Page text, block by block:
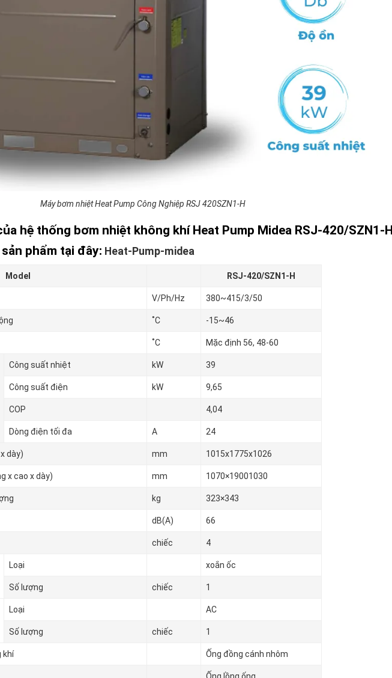
Máy bơm nhiệt Heat Pump Công Nghiệp RSJ 420SZN1-H
hệ thống bơm nhiệt không khí Heat Pump Midea RSJ-420/SZN1-H
phẩm tại đây: Heat-Pump-midea
Model RSJ-420/SZN1-H
V/Ph/Hz 380~415/3/50
˚C -15~46
˚C Mặc định 56, 48-60
Công suất nhiệt kW 39
Công suất điện kW 9,65
COP 4,04
Dòng điện tối đa A 24
dày) mm 1015x1775x1026
x cao x dày) mm 1070×19001030
kg 323×343
dB(A) 66
chiếc 4
Loại xoắn ốc
Số lượng chiếc 1
Loại AC
Số lượng chiếc 1
khí Ống đồng cánh nhôm